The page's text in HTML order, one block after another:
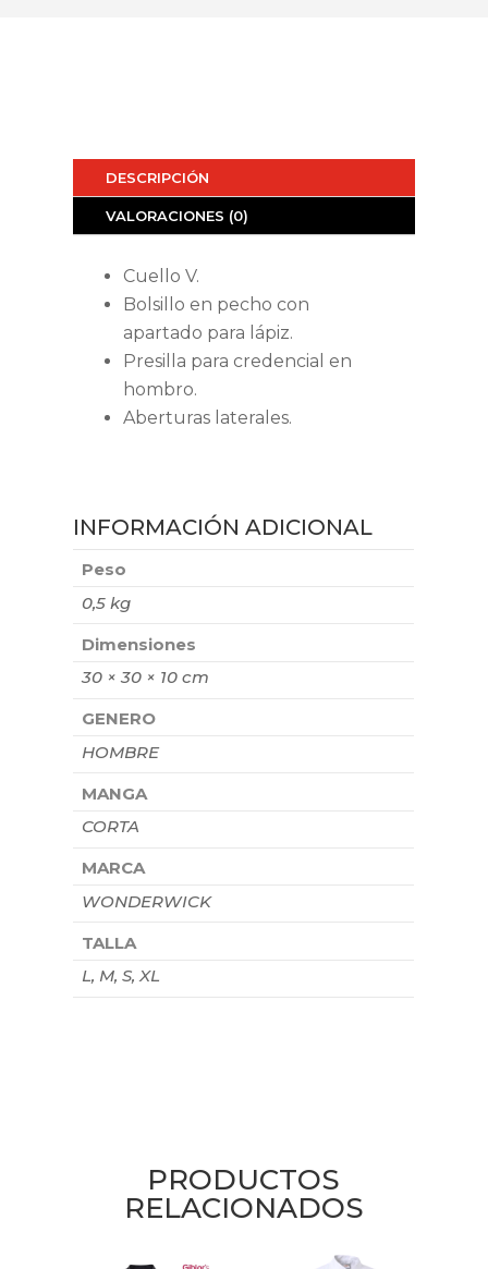
DESCRIPCIÓN
VALORACIONES (0)
Cuello V.
Bolsillo en pecho con
apartado para lápiz.
Presilla para credencial en
hombro.
Aberturas laterales.
INFORMACIÓN ADICIONAL
Peso
0,5 kg
Dimensiones
30 × 30 × 10 cm
GENERO
HOMBRE
MANGA
CORTA
MARCA
WONDERWICK
TALLA
L, M, S, XL
PRODUCTOS
RELACIONADOS